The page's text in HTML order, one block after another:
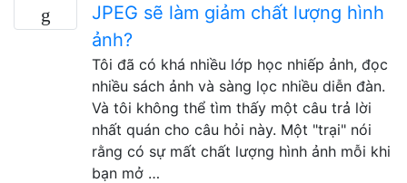
JPEG sẽ làm giảm chất lượng hình
ảnh?
Tôi đã có khá nhiều lớp học nhiếp ảnh, đọc
nhiều sách ảnh và sàng lọc nhiều diễn đàn.
Và tôi không thể tìm thấy một câu trả lời
nhất quán cho câu hỏi này. Một "trại" nói
rằng có sự mất chất lượng hình ảnh mỗi khi
bạn mở …